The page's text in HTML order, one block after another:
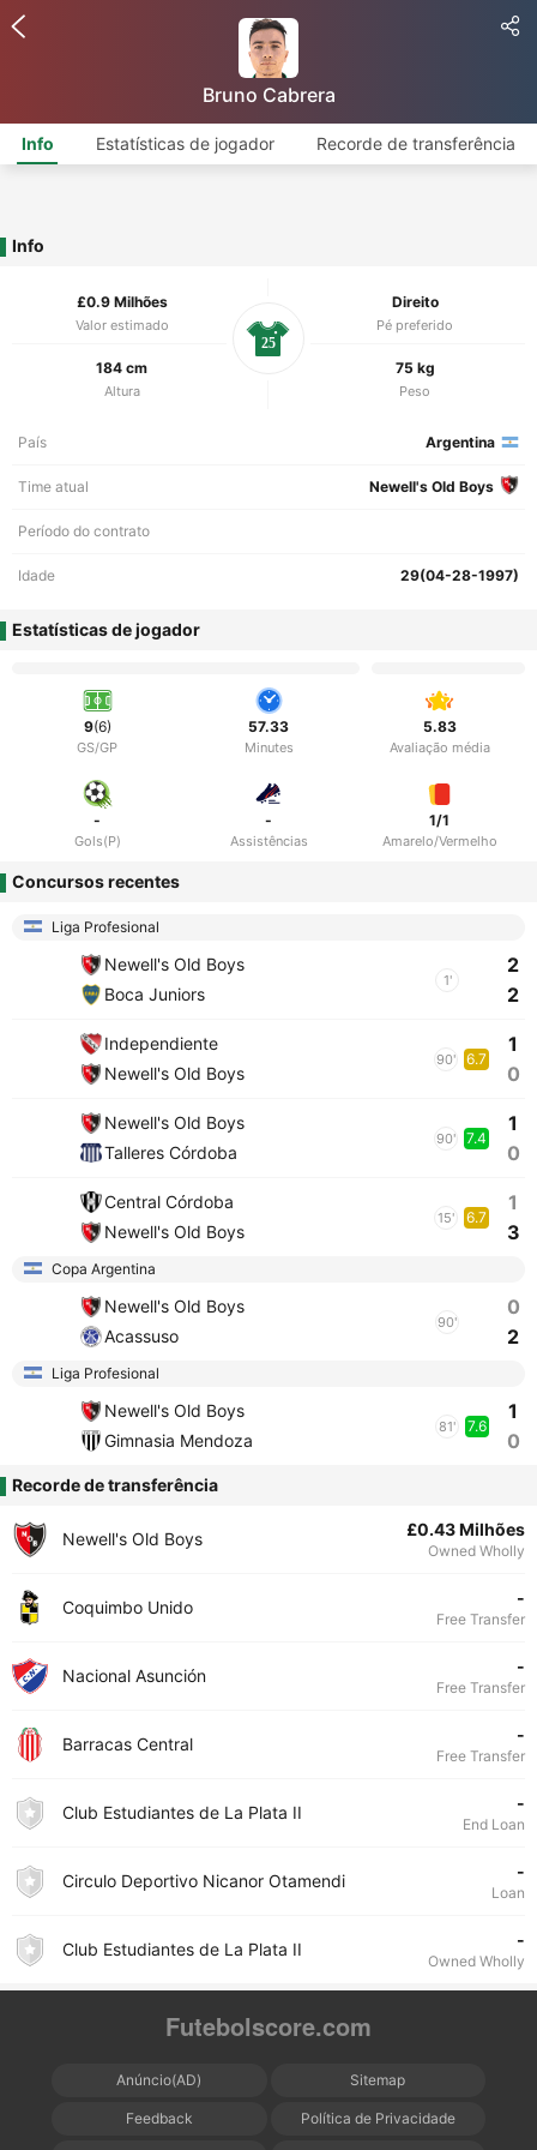
Bruno Cabrera
Info Estatísticas de jogador Recorde de transferência
Info
£0.9 Milhões
Valor estimado
Direito
Pé preferido
184 cm
Altura
75 kg
Peso
25
País Argentina
Time atual Newell's Old Boys
Período do contrato
Idade 29(04-28-1997)
Estatísticas de jogador
9(6)
GS/GP
57.33
Minutes
5.83
Avaliação média
-
Gols(P)
-
Assistências
1/1
Amarelo/Vermelho
Concursos recentes
Liga Profesional
Newell's Old Boys
Boca Juniors
1'
2
2
Independiente
Newell's Old Boys
90' 6.7
1
0
Newell's Old Boys
Talleres Córdoba
90' 7.4
1
0
Central Córdoba
Newell's Old Boys
15' 6.7
1
3
Copa Argentina
Newell's Old Boys
Acassuso
90'
0
2
Liga Profesional
Newell's Old Boys
Gimnasia Mendoza
81' 7.6
1
0
Recorde de transferência
Newell's Old Boys £0.43 Milhões
Owned Wholly
Coquimbo Unido -
Free Transfer
Nacional Asunción -
Free Transfer
Barracas Central -
Free Transfer
Club Estudiantes de La Plata II -
End Loan
Circulo Deportivo Nicanor Otamendi -
Loan
Club Estudiantes de La Plata II -
Owned Wholly
Futebolscore.com
Anúncio(AD) Sitemap
Feedback Política de Privacidade